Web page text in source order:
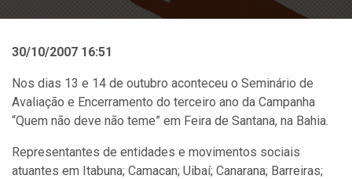
30/10/2007 16:51
Nos dias 13 e 14 de outubro aconteceu o Seminário de
Avaliação e Encerramento do terceiro ano da Campanha
“Quem não deve não teme” em Feira de Santana, na Bahia.
Representantes de entidades e movimentos sociais
atuantes em Itabuna; Camacan; Uibaí; Canarana; Barreiras;